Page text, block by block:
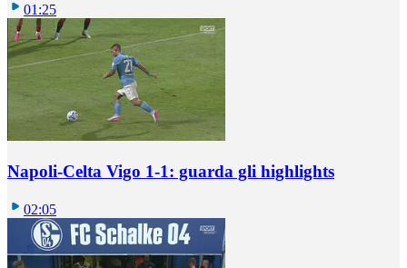
01:25
Napoli-Celta Vigo 1-1: guarda gli highlights
02:05